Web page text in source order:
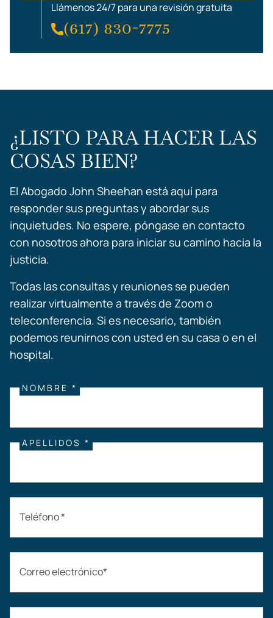
Llámenos 24/7 para una revisión gratuita
(617) 830-7775
¿LISTO PARA HACER LAS
COSAS BIEN?
El Abogado John Sheehan está aquí para
responder sus preguntas y abordar sus
inquietudes. No espere, póngase en contacto
con nosotros ahora para iniciar su camino hacia la
justicia.
Todas las consultas y reuniones se pueden
realizar virtualmente a través de Zoom o
teleconferencia. Si es necesario, también
podemos reunirnos con usted en su casa o en el
hospital.
NOMBRE *
APELLIDOS *
Teléfono *
Correo electrónico*